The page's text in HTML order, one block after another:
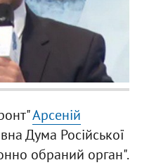
Арсеній
Дума Російської
обраний орган".